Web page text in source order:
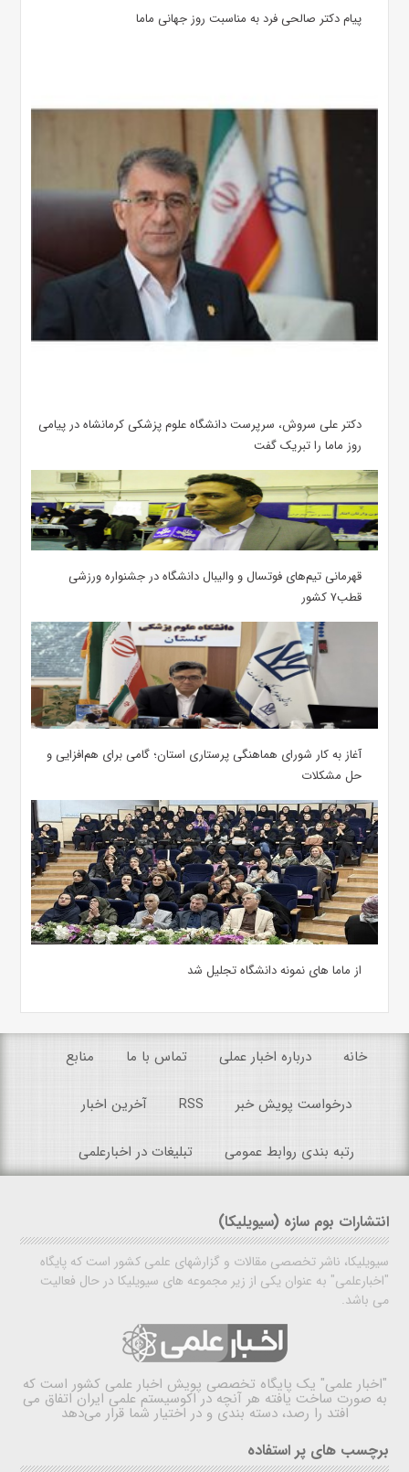
پیام دکتر صالحی فرد به مناسبت روز جهانی ماما
دکتر علی سروش، سرپرست دانشگاه علوم پزشکی کرمانشاه در پیامی
روز ماما را تبریک گفت
قهرمانی تیم‌های فوتسال و والیبال دانشگاه در جشنواره ورزشی
قطب۷ کشور
آغاز به کار شورای هماهنگی پرستاری استان؛ گامی برای هم‌افزایی و
حل مشکلات
از ماما های نمونه دانشگاه تجلیل شد
خانه درباره اخبار عملی تماس با ما منابع
درخواست پویش خبر RSS آخرین اخبار
رتبه بندی روابط عمومی تبلیغات در اخبارعلمی
انتشارات بوم سازه (سیویلیکا)
سیویلیکا، ناشر تخصصی مقالات و گزارشهای علمی کشور است که پایگاه
"اخبارعلمی" به عنوان یکی از زیر مجموعه های سیویلیکا در حال فعالیت
می باشد.
"اخبار علمی" یک پایگاه تخصصی پویش اخبار علمی کشور است که
به صورت ساخت یافته هر آنچه در اکوسیستم علمی ایران اتفاق می
افتد را رصد، دسته بندی و در اختیار شما قرار می‌دهد
برچسب های پر استفاده